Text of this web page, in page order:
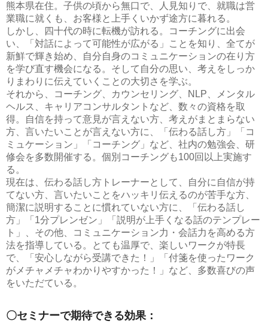
熊本県在住。子供の頃から無口で、人見知りで、就職は営
業職に就くも、お客様と上手くいかず途方に暮れる。
しかし、四十代の時に転機が訪れる。コーチングに出会
い、「対話によって可能性が広がる」ことを知り、全てが
新鮮で輝き始め、自分自身のコミュニケーションの在り方
を学び直す機会になる。そして自分の思い、考えをしっか
りまわりに伝えていくことの大切さを学ぶ。
それから、コーチング、カウンセリング、NLP、メンタル
ヘルス、キャリアコンサルタントなど、数々の資格を取
得。自信を持って意見が言えない方、考えがまとまらない
方、言いたいことが言えない方に、「伝わる話し方」「コ
ミュケーション」「コーチング」など、社内の勉強会、研
修会を多数開催する。個別コーチングも100回以上実施す
る。
現在は、伝わる話し方トレーナーとして、自分に自信が持
てない方、言いたいことをハッキリ伝えるのが苦手な方、
簡潔に説明することに慣れていない方に、「伝わる話し
方」「1分プレンゼン」「説明が上手くなる話のテンプレー
ト」、その他、コミュニケーション力・会話力を高める方
法を指導している。とても温厚で、楽しいワークが特長
で、「安心しながら受講できた！」「付箋を使ったワーク
がメチャメチャわかりやすかった！」など、多数喜びの声
をいただている。
〇セミナーで期待できる効果：